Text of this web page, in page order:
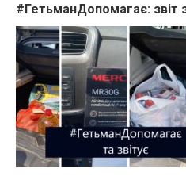
#ГетьманДопомагає: звіт